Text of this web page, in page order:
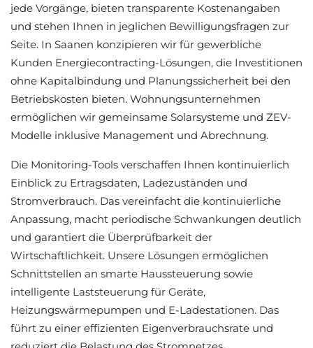
jede Vorgänge, bieten transparente Kostenangaben
und stehen Ihnen in jeglichen Bewilligungsfragen zur
Seite. In Saanen konzipieren wir für gewerbliche
Kunden Energiecontracting-Lösungen, die Investitionen
ohne Kapitalbindung und Planungssicherheit bei den
Betriebskosten bieten. Wohnungsunternehmen
ermöglichen wir gemeinsame Solarsysteme und ZEV-
Modelle inklusive Management und Abrechnung.
Die Monitoring-Tools verschaffen Ihnen kontinuierlich
Einblick zu Ertragsdaten, Ladezuständen und
Stromverbrauch. Das vereinfacht die kontinuierliche
Anpassung, macht periodische Schwankungen deutlich
und garantiert die Überprüfbarkeit der
Wirtschaftlichkeit. Unsere Lösungen ermöglichen
Schnittstellen an smarte Haussteuerung sowie
intelligente Laststeuerung für Geräte,
Heizungswärmepumpen und E-Ladestationen. Das
führt zu einer effizienten Eigenverbrauchsrate und